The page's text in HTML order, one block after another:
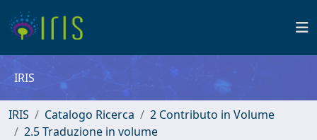
IRIS
IRIS Catalogo Ricerca
2 Contributo in Volume
2.5 Traduzione in volume